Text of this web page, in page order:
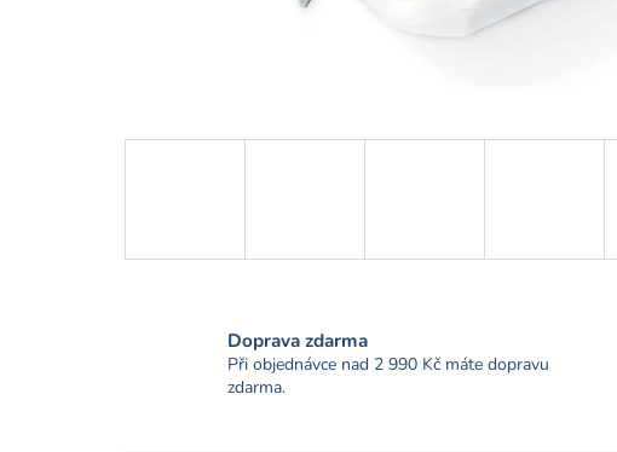
Doprava zdarma
Při objednávce nad 2 990 Kč máte dopravu
zdarma.